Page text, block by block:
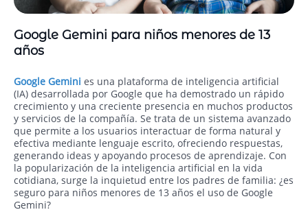
Google Gemini para niños menores de 13
años
Google Gemini es una plataforma de inteligencia artificial
(IA) desarrollada por Google que ha demostrado un rápido
crecimiento y una creciente presencia en muchos productos
y servicios de la compañía. Se trata de un sistema avanzado
que permite a los usuarios interactuar de forma natural y
efectiva mediante lenguaje escrito, ofreciendo respuestas,
generando ideas y apoyando procesos de aprendizaje. Con
la popularización de la inteligencia artificial en la vida
cotidiana, surge la inquietud entre los padres de familia: ¿es
seguro para niños menores de 13 años el uso de Google
Gemini?